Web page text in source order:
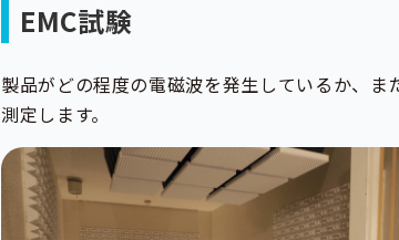
EMC試験
製品がどの程度の電磁波を発生しているか、
測定します。